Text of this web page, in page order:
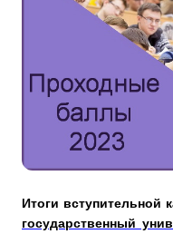
Итоги вступительной
государственный